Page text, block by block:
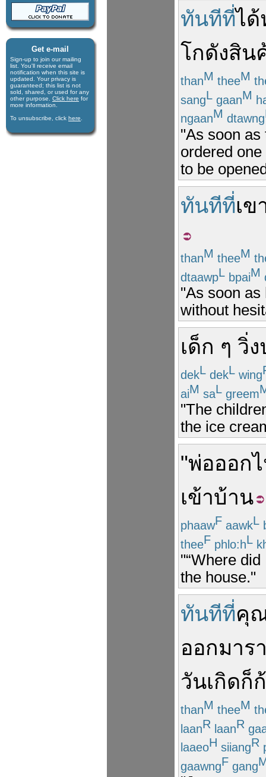
Get e-mail
Sign-up to join our mail­ing
list. You'll receive e­mail
notification when this site is
updated. Your privacy is
guaran­teed; this list is not
sold, shared, or used for any
other purpose. Click here for
more infor­mation.
To unsubscribe, click here
ทันทีที่ได้
โกดังสิน
thanM theeM
sangL gaanM
ngaanM dtawng
"As soon as
ordered
to be
ทันทีที่เข
thanM theeM
dtaawpL bpaiM
"As soon as
without
เด็ก ๆ วิ่ง
dekL dekL wing
aiM saL greem
"The
the ice
"พ่อออก
เข้าบ้าน
phaawF aawkL
theeF phlo:hL
"“Where
the house."
ทันทีที่คุ
ออกมาร
วันเกิดก็
thanM theeM
laanR laanR
laaeoH siiangR
gaawngF gang